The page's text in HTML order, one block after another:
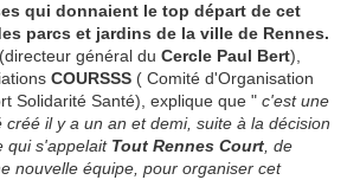
qui donnaient le top départ de cet
parcs et jardins de la ville de Rennes.
(directeur général du Cercle Paul Bert),
COURSSS ( Comité d'Organisation
Solidarité Santé), explique que " c'est une
créé il y a un an et demi, suite à la décision
qui s'appelaitTout Rennes Court , de
nouvelle équipe, pour organiser cet